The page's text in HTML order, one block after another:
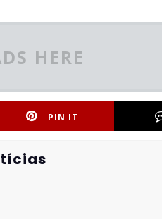
HERE
PIN IT